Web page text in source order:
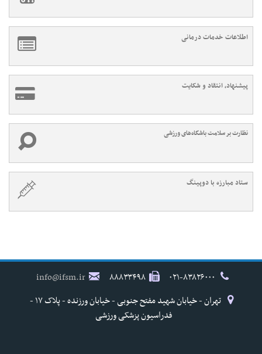
اطلاعات خدمات درمانی
پیشنهاد، انتقاد و شکایت
نظارت بر سلامت باشگاه‌های ورزشی
ستاد مبارزه با دوپینگ
۸۸۸۳۳۴۹۸
info@ifsm.ir
تهران - خیابان شهید مفتح جنوبی - خیابان ورزنده - پلاک ۱۷ -
فدراسیون پزشکی ورزشی